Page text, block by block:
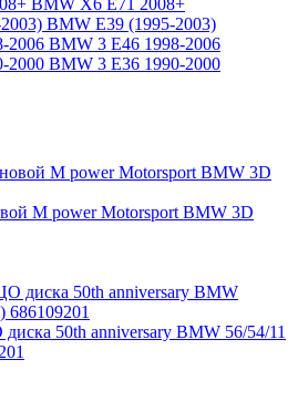
BMW X6 E71 2008+
BMW E39 (1995-2003)
BMW 3 E46 1998-2006
BMW 3 E36 1990-2000
M power Motorsport BMW 3D
50th anniversary BMW 56/54/11